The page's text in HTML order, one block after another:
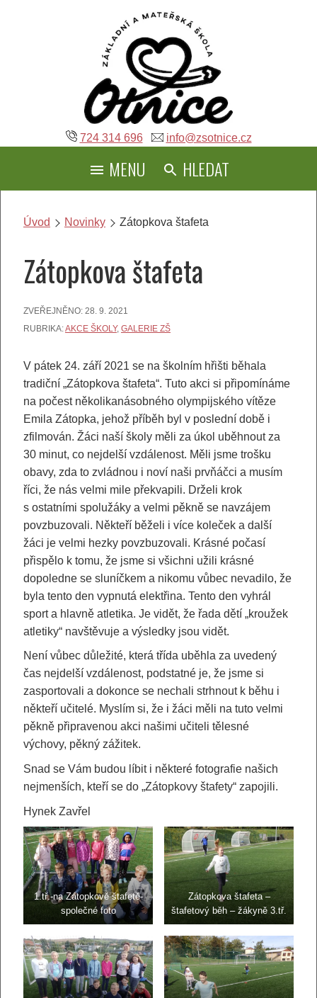
724 314 696 info@zsotnice.cz
MENU HLEDAT
Úvod Novinky Zátopkova štafeta
Zátopkova štafeta
ZVEŘEJNĚNO: 28. 9. 2021
RUBRIKA:AKCE ŠKOLY, GALERIE ZŠ
V pátek 24. září 2021 se na školním hřišti běhala
tradiční „Zátopkova štafeta“. Tuto akci si připomínáme
na počest několikanásobného olympijského vítěze
Emila Zátopka, jehož příběh byl v poslední době i
zfilmován. Žáci naší školy měli za úkol uběhnout za
30 minut, co nejdelší vzdálenost. Měli jsme trošku
obavy, zda to zvládnou i noví naši prvňáčci a musím
říci, že nás velmi mile překvapili. Drželi krok
s ostatními spolužáky a velmi pěkně se navzájem
povzbuzovali. Někteří běželi i více koleček a další
žáci je velmi hezky povzbuzovali. Krásné počasí
přispělo k tomu, že jsme si všichni užili krásné
dopoledne se sluníčkem a nikomu vůbec nevadilo, že
byla tento den vypnutá elektřina. Tento den vyhrál
sport a hlavně atletika. Je vidět, že řada dětí „kroužek
atletiky“ navštěvuje a výsledky jsou vidět.
Není vůbec důležité, která třída uběhla za uvedený
čas nejdelší vzdálenost, podstatné je, že jsme si
zasportovali a dokonce se nechali strhnout k běhu i
někteří učitelé. Myslím si, že i žáci měli na tuto velmi
pěkně připravenou akci našimi učiteli tělesné
výchovy, pěkný zážitek.
Snad se Vám budou líbit i některé fotografie našich
nejmenších, kteří se do „Zátopkovy štafety“ zapojili.
Hynek Zavřel
1.tř.-na Zátopkově štafetě-
společné foto
Zátopkova štafeta –
štafetový běh – žákyně 3.tř.